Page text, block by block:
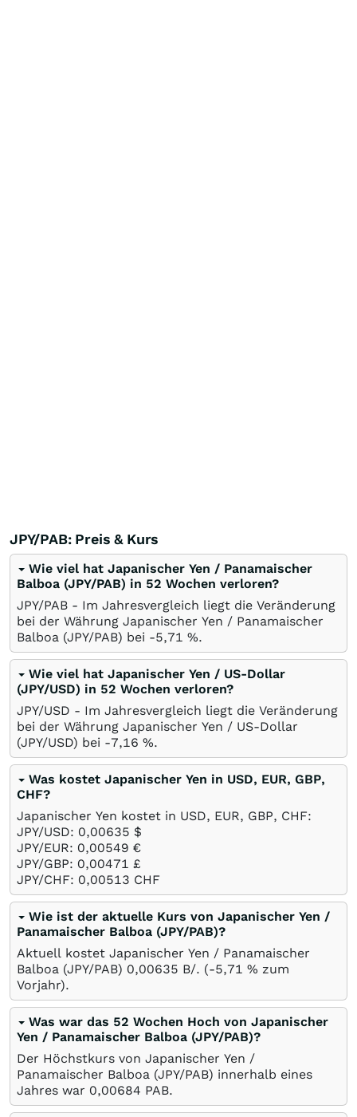
JPY/PAB: Preis & Kurs
Wie viel hat Japanischer Yen / Panamaischer
Balboa (JPY/PAB) in 52 Wochen verloren?
JPY/PAB - Im Jahresvergleich liegt die Veränderung
bei der Währung Japanischer Yen / Panamaischer
Balboa (JPY/PAB) bei -5,71 %.
Wie viel hat Japanischer Yen / US-Dollar
(JPY/USD) in 52 Wochen verloren?
JPY/USD - Im Jahresvergleich liegt die Veränderung
bei der Währung Japanischer Yen / US-Dollar
(JPY/USD) bei -7,16 %.
Was kostet Japanischer Yen in USD, EUR, GBP,
CHF?
Japanischer Yen kostet in USD, EUR, GBP, CHF:
JPY/USD: 0,00635 $
JPY/EUR: 0,00549 €
JPY/GBP: 0,00471 £
JPY/CHF: 0,00513 CHF
Wie ist der aktuelle Kurs von Japanischer Yen /
Panamaischer Balboa (JPY/PAB)?
Aktuell kostet Japanischer Yen / Panamaischer
Balboa (JPY/PAB) 0,00635 B/. (-5,71 % zum
Vorjahr).
Was war das 52 Wochen Hoch von Japanischer
Yen / Panamaischer Balboa (JPY/PAB)?
Der Höchstkurs von Japanischer Yen /
Panamaischer Balboa (JPY/PAB) innerhalb eines
Jahres war 0,00684 PAB.